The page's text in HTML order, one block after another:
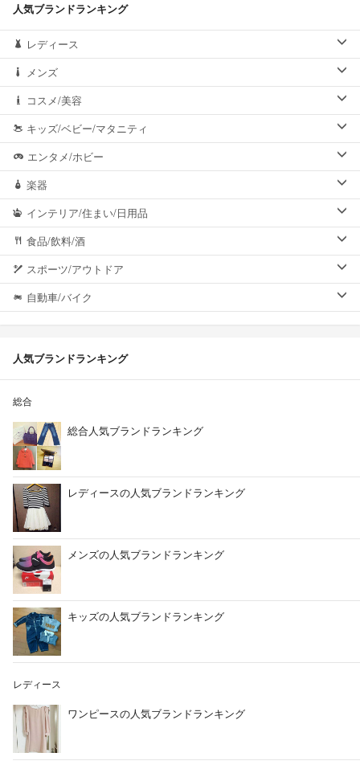
人気ブランドランキング
レディース
メンズ
コスメ/美容
キッズ/ベビー/マタニティ
エンタメ/ホビー
楽器
インテリア/住まい/日用品
食品/飲料/酒
スポーツ/アウトドア
自動車/バイク
人気ブランドランキング
総合
総合人気ブランドランキング
レディースの人気ブランドランキング
メンズの人気ブランドランキング
キッズの人気ブランドランキング
レディース
ワンピースの人気ブランドランキング